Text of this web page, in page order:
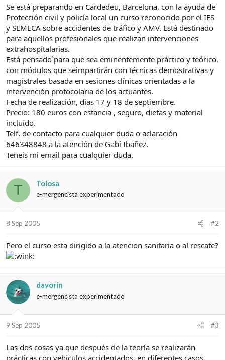
t
e
m
a
o
Se está preparando en Cardedeu, Barcelona, con la ayuda de
Protección civil y policía local un curso reconocido por el IES
y SEMECA sobre accidentes de tráfico y AMV. Está destinado
para aquellos profesionales que realizan intervenciones
extrahospitalarias.
Está pensado`para que sea eminentemente práctico y teórico,
con módulos que seimpartirán con técnicas demostrativas y
magistrales basada en sesiones clínicas orientadas a la
intervención protocolaria de los actuantes.
Fecha de realización, dias 17 y 18 de septiembre.
Precio: 180 euros con estancia , seguro, dietas y material
incluído.
Telf. de contacto para cualquier duda o aclaración
646348848 a la atención de Gabi Ibañez.
Teneis mi email para cualquier duda.
T Tolosa
e-mergencista experimentado
8 Sep 2005 #2
Pero el curso esta dirigido a la atencion sanitaria o al rescate?
davorín
e-mergencista experimentado
9 Sep 2005 #3
Las dos cosas ya que después de la teoría se realizarán
prácticas con vehiculos accidentados, en diferentes casos,